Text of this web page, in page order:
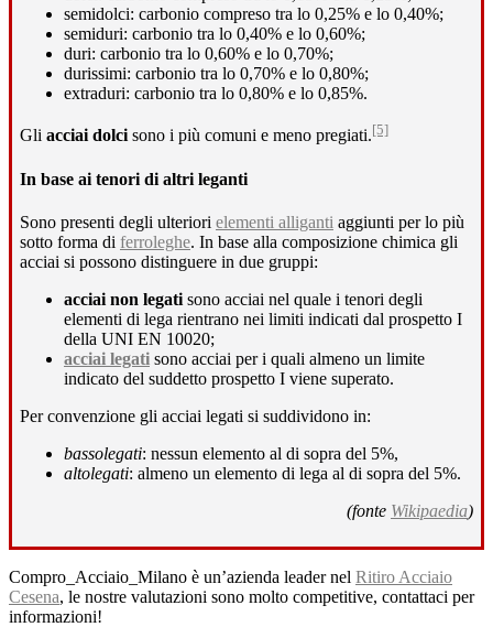
semidolci: carbonio compreso tra lo 0,25% e lo 0,40%;
semiduri: carbonio tra lo 0,40% e lo 0,60%;
duri: carbonio tra lo 0,60% e lo 0,70%;
durissimi: carbonio tra lo 0,70% e lo 0,80%;
extraduri: carbonio tra lo 0,80% e lo 0,85%.
Gli acciai dolci sono i più comuni e meno pregiati.[5]
In base ai tenori di altri leganti
Sono presenti degli ulteriori elementi alliganti aggiunti per lo più
sotto forma di ferroleghe. In base alla composizione chimica gli
acciai si possono distinguere in due gruppi:
acciai non legati sono acciai nel quale i tenori degli
elementi di lega rientrano nei limiti indicati dal prospetto I
della UNI EN 10020;
acciai legati sono acciai per i quali almeno un limite
indicato del suddetto prospetto I viene superato.
Per convenzione gli acciai legati si suddividono in:
bassolegati: nessun elemento al di sopra del 5%,
altolegati: almeno un elemento di lega al di sopra del 5%.
(fonte Wikipaedia)
Compro_Acciaio_Milano è un’azienda leader nel Ritiro Acciaio
Cesena, le nostre valutazioni sono molto competitive, contattaci per
informazioni!